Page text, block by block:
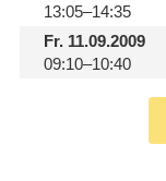
13:05–14:35
Fr.11.09.2009
09:10–10:40